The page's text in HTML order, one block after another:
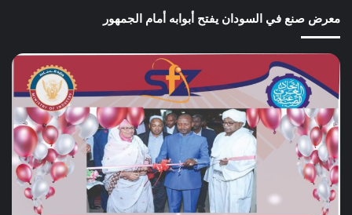
معرض صنع في السودان يفتح أبوابه أمام الجمهور